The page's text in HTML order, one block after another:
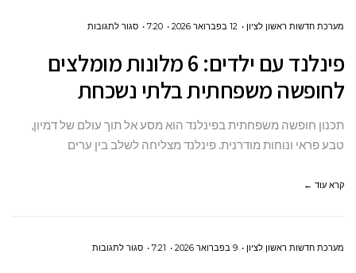
מערכת חדשות ראשון לציון 12 בפברואר 2026 7:20 סגור לתגובותעל
עם
ילדים:
פינלנד עם ילדים: 6 מלונות מומלצים
לחופשה משפחתית בלתי נשכחת
תכנון חופשה משפחתית בפינלנד הוא מסע אל תוך עולם של דמיון,
טבע פראי ונוחות מודרנית. פינלנד מצליחה לשלב בין ערים
קרא עוד ←
מערכת חדשות ראשון לציון 9 בפברואר 2026 7:21 סגור לתגובותעל